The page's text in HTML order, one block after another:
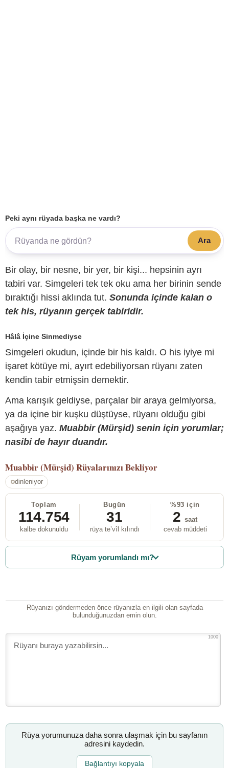
Peki aynı rüyada başka ne vardı?
Ara
Bir olay, bir nesne, bir yer, bir kişi... hepsinin ayrı
tabiri var. Simgeleri tek tek oku ama her birinin sende
bıraktığı hissi aklında tut. Sonunda içinde kalan o
tek his, rüyanın gerçek tabiridir.
Hâlâ İçine Sinmediyse
Simgeleri okudun, içinde bir his kaldı. O his iyiye mi
işaret kötüye mi, ayırt edebiliyorsan rüyanı zaten
kendin tabir etmişsin demektir.
Ama karışık geldiyse, parçalar bir araya gelmiyorsa,
ya da içine bir kuşku düştüyse, rüyanı olduğu gibi
aşağıya yaz. Muabbir (Mürşid) senin için yorumlar;
nasibi de hayır duandır.
Muabbir (Mürşid) Rüyalarınızı Bekliyor
dinleniyor
Toplam
114.754
kalbe dokunuldu
Bugün
31
rüya te’vîl kılındı
%93 için
2 saat
cevab müddeti
Rüyam yorumlandı mı?
Rüyanızı göndermeden önce rüyanızla en ilgili olan sayfada
bulunduğunuzdan emin olun.
1000
Rüya yorumunuza daha sonra ulaşmak için bu sayfanın
adresini kaydedin.
Bağlantıyı kopyala